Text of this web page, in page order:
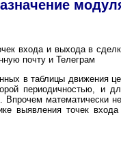
входа и выхода в
почту и Телеграм
в таблицы движения
периодичностью, и
Впрочем математически
выявления точек